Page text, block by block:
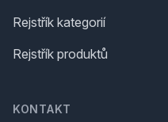
Rejstřík kategorií
Rejstřík produktů
KONTAKT